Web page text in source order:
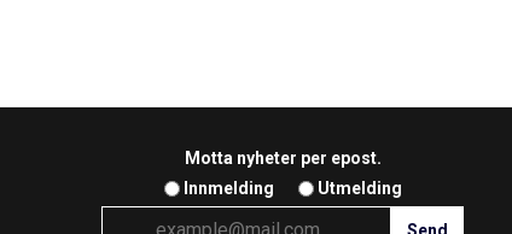
Motta nyheter per epost.
Innmelding
Utmelding